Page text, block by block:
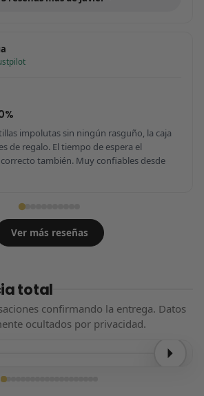
impolutas sin ningún rasguño, la caja
de regalo. El tiempo de espera el
también. Muy confiables desde
Ver más reseñas
total
confirmando la entrega. Datos
ocultados por privacidad.